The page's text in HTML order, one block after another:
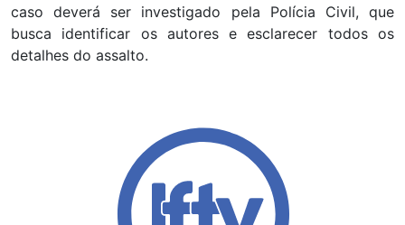
caso deverá ser investigado pela Polícia Civil, que
busca identificar os autores e esclarecer todos os
detalhes do assalto.